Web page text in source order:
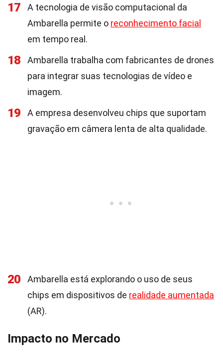
17
A tecnologia de visão computacional da
Ambarella permite o reconhecimento facial
em tempo real.
18
Ambarella trabalha com fabricantes de drones
para integrar suas tecnologias de vídeo e
imagem.
19
A empresa desenvolveu chips que suportam
gravação em câmera lenta de alta qualidade.
20
Ambarella está explorando o uso de seus
chips em dispositivos de realidade aumentada
(AR).
Impacto no Mercado